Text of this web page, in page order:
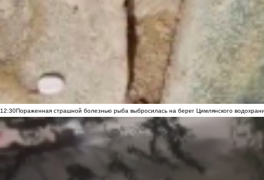
12:30Пораженная страшной болезнью рыба выбросилась на берег Цимлянского